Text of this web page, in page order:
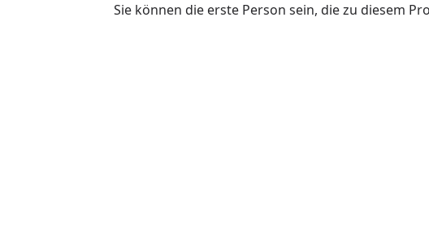
Sie können die erste Person sein, die zu diesem